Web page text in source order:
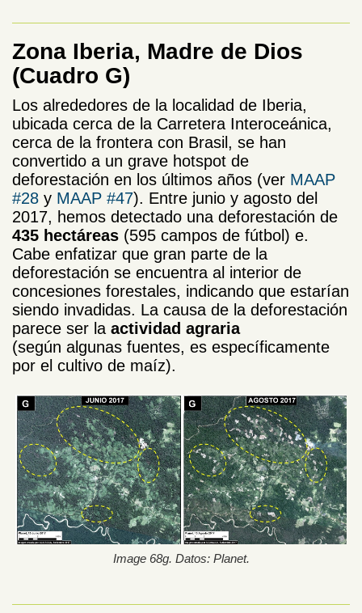
Zona Iberia, Madre de Dios
(Cuadro G)
Los alrededores de la localidad de Iberia,
ubicada cerca de la Carretera Interoceánica,
cerca de la frontera con Brasil, se han
convertido a un grave hotspot de
deforestación en los últimos años (ver MAAP
#28 y MAAP #47). Entre junio y agosto del
2017, hemos detectado una deforestación de
435 hectáreas (595 campos de fútbol) e.
Cabe enfatizar que gran parte de la
deforestación se encuentra al interior de
concesiones forestales, indicando que estarían
siendo invadidas. La causa de la deforestación
parece ser la actividad agraria
(según algunas fuentes, es específicamente
por el cultivo de maíz).
Image 68g. Datos: Planet.